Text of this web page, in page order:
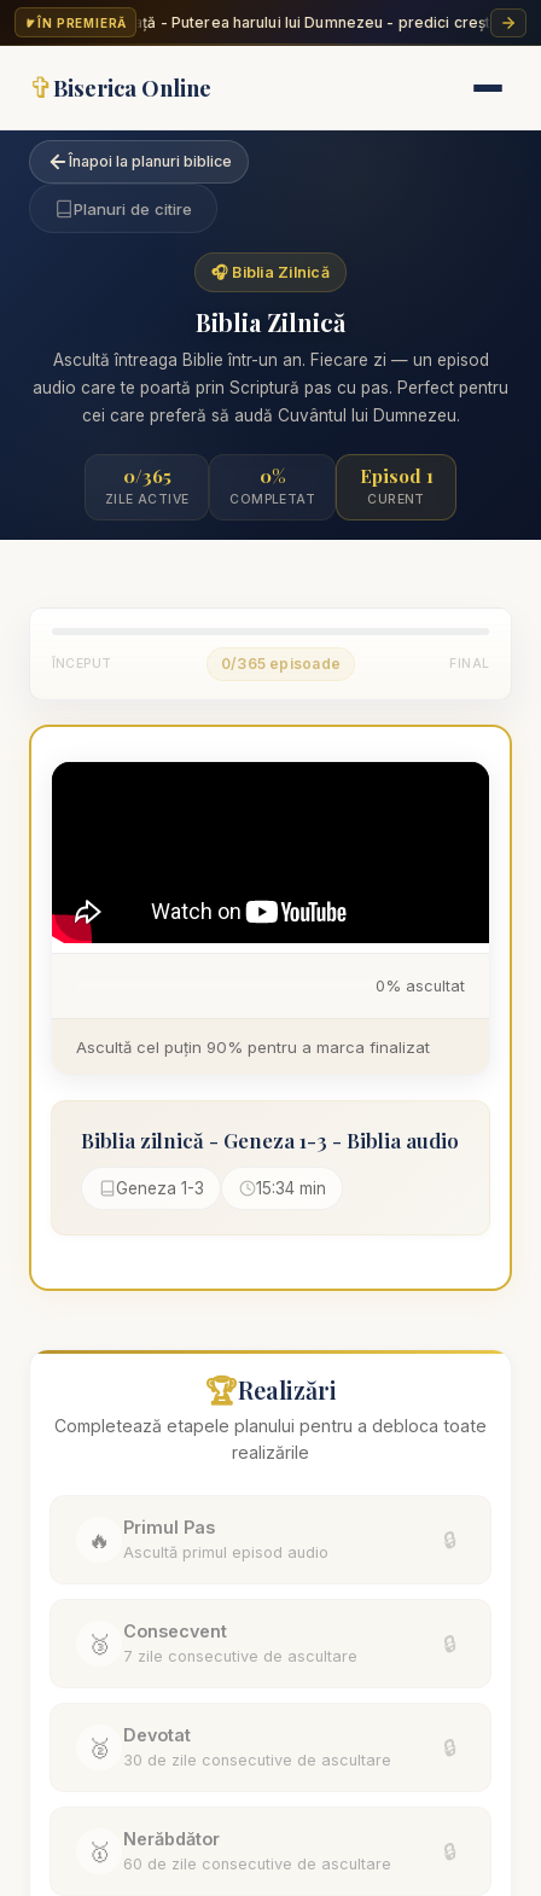
ÎN PREMIERĂ
Valentin Dănăiață - Puterea harului lui Dumnezeu - predici creștine ✦
✞Biserica Online
Înapoi la planuri biblice
Planuri de citire
🎧 Biblia Zilnică
Biblia Zilnică
Ascultă întreaga Biblie într-un an. Fiecare zi — un episod
audio care te poartă prin Scriptură pas cu pas. Perfect pentru
cei care preferă să audă Cuvântul lui Dumnezeu.
0/365
ZILE ACTIVE
0%
COMPLETAT
Episod 1
CURENT
ÎNCEPUT 0/365 episoade FINAL
0% ascultat
Ascultă cel puțin 90% pentru a marca finalizat
Biblia zilnică - Geneza 1-3 - Biblia audio
Geneza 1-3 15:34 min
🏆Realizări
Completează etapele planului pentru a debloca toate
realizările
🔥 Primul Pas
Ascultă primul episod audio
🔒
🥉 Consecvent
7 zile consecutive de ascultare
🔒
🥈 Devotat
30 de zile consecutive de ascultare
🔒
🥇 Nerăbdător
60 de zile consecutive de ascultare
🔒